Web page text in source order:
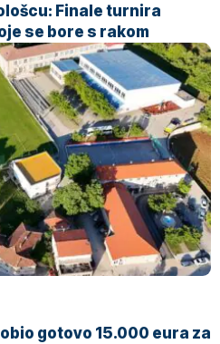
Finale turnira
se bore s rakom
gotovo 15.000 eura za